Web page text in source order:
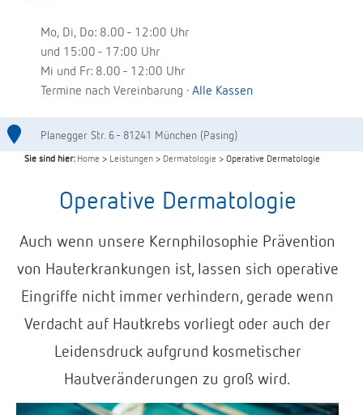
Mo, Di, Do: 8.00 - 12:00 Uhr
und 15:00 - 17:00 Uhr
Mi und Fr: 8.00 - 12:00 Uhr
Termine nach Vereinbarung ·Alle Kassen
Planegger Str. 6 - 81241 München (Pasing)
Sie sind hier:Home > Leistungen> Dermatologie > Operative Dermatologie
Operative Dermatologie
Auch wenn unsere Kernphilosophie Prävention
von Hauterkrankungen ist, lassen sich operative
Eingriffe nicht immer verhindern, gerade wenn
Verdacht auf Hautkrebs vorliegt oder auch der
Leidensdruck aufgrund kosmetischer
Hautveränderungen zu groß wird.